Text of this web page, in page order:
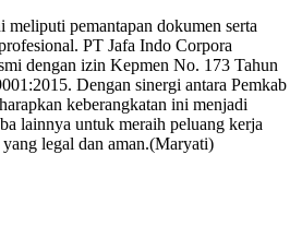
pemantapan dokumen serta
PT Jafa Indo Corpora
dengan izin Kepmen No. 173 Tahun
Dengan sinergi antara Pemkab
keberangkatan ini menjadi
lainnya untuk meraih peluang kerja
legal dan aman.(Maryati)